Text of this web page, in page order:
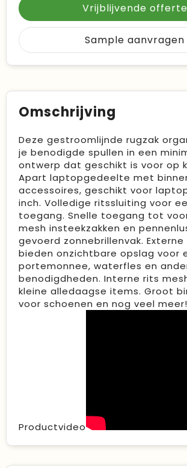
Vrijblijvende offerte
Sample aanvragen
Omschrijving
Deze gestroomlijnde rugzak
je benodigde spullen in een
ontwerp dat geschikt is voor op
Apart laptopgedeelte met
accessoires, geschikt voor
inch. Volledige ritssluiting voor
toegang. Snelle toegang tot
mesh insteekzakken en
gevoerd zonnebrillenvak. Externe
bieden onzichtbare opslag voor
portemonnee, waterfles en
benodigdheden. Interne rits
kleine alledaagse items. Groot
voor schoenen en nog veel meer!
Productvideo